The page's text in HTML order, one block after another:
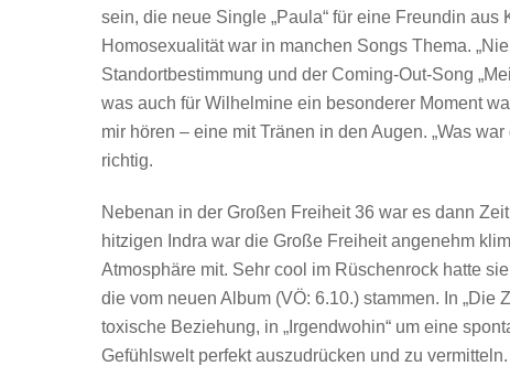
sein, die neue Single „Paula“ für eine Freundin
Homosexualität war in manchen Songs Thema.
Standortbestimmung und der Coming-Out-Song
was auch für Wilhelmine ein besonderer Moment
mir hören – eine mit Tränen in den Augen. „Was
richtig.
Nebenan in der Großen Freiheit 36 war es dann
hitzigen Indra war die Große Freiheit angenehm
Atmosphäre mit. Sehr cool im Rüschenrock hatte
die vom neuen Album (VÖ: 6.10.) stammen. In „Die
toxische Beziehung, in „Irgendwohin“ um eine
Gefühlswelt perfekt auszudrücken und zu